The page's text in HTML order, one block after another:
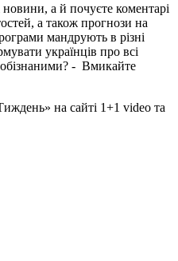
новини, а й почуєте коментарі
а також прогнози на
мандрують в різні
українців про всі
- Вмикайте
на сайті 1+1 video та